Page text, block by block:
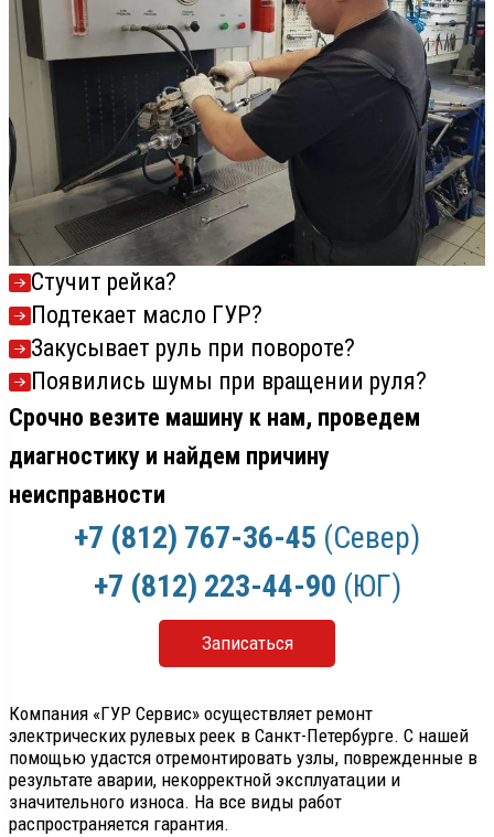
Стучит рейка?
Подтекает масло ГУР?
Закусывает руль при повороте?
Появились шумы при вращении руля?
Срочно везите машину к нам, проведем
диагностику и найдем причину
неисправности
+7 (812) 767-36-45 (Север)
+7 (812) 223-44-90 (ЮГ)
Записаться
Компания «ГУР Сервис» осуществляет ремонт
электрических рулевых реек в Санкт-Петербурге. С нашей
помощью удастся отремонтировать узлы, поврежденные в
результате аварии, некорректной эксплуатации и
значительного износа. На все виды работ
распространяется гарантия.